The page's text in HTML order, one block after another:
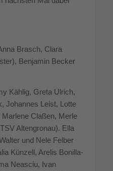
Brasch, Clara
Benjamin Becker
Kählig, Greta Ulrich,
Johannes Leist, Lotte
Claßen, Merle
Altengronau). Ella
und Nele Felber
Künzell, Arelis Bonilla-
Neasciu, Ivan